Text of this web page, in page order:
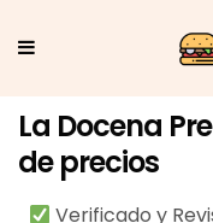
La Docena
de precios
Verificado y